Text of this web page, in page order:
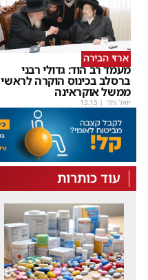
ארזי הבירה
מעמד רב הוד: גדולי רבני
ברסלב בכינוס הוקרה לראשי
ממשל אוקראינה
יואל וולך |
13:15
עוד כותרות